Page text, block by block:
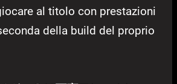
al titolo con prestazioni
della build del proprio